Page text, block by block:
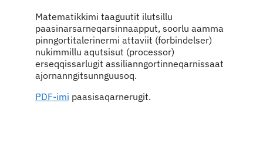
Matematikkimi taaguutit ilutsillu
paasinarsarneqarsinnaapput, soorlu aamma
pinngortitalerinermi attaviit (forbindelser)
nukimmillu aqutsisut (processor)
erseqqissarlugit assilianngortinneqarnissaat
ajornanngitsunnguusoq.
PDF-imi paasisaqarnerugit.